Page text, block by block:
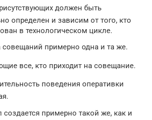
должен быть
определен и зависим от того, кто
в технологическом цикле.
совещаний примерно одна и та же.
все, кто приходит на совещание.
поведения оперативки
создается примерно такой же, как и